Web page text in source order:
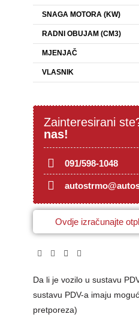
SNAGA MOTORA (KW)
RADNI OBUJAM (CM3)
MJENJAČ
VLASNIK
Zainteresirani
nas!
091/598-1048
Ovdje izračunajte
Da li je vozilo u sustavu
sustavu PDV-a imaju
pretporeza)